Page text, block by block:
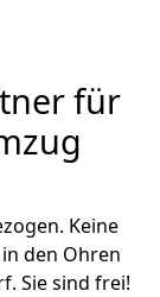
für
Keine
den Ohren
Sie sind frei!